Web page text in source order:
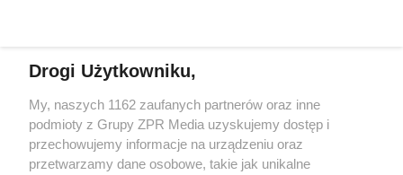
m.in. na bieżące sterowanie stacją uzdatniania,
historycznego zużycia wody, a także kasowanie
alarmów.
Drogi Użytkowniku,
My, naszych 1162 zaufanych partnerów oraz inne
podmioty z Grupy ZPR Media uzyskujemy dostęp i
przechowujemy informacje na urządzeniu oraz
przetwarzamy dane osobowe, takie jak unikalne